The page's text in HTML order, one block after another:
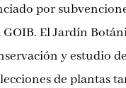
por
El Jardín
y estudio
de plantas